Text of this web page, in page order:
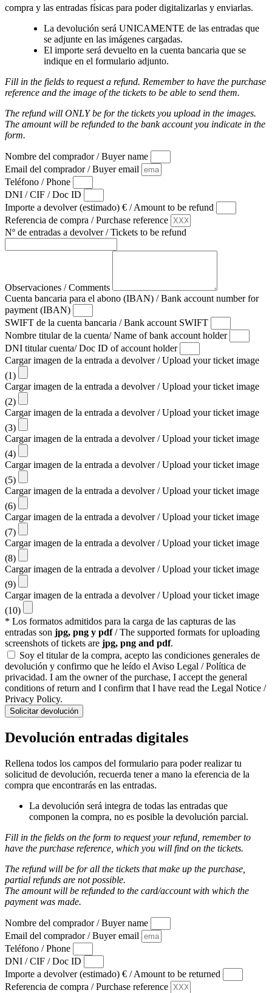
compra y las entradas físicas para poder digitalizarlas y enviarlas.
La devolución será UNICAMENTE de las entradas que
se adjunte en las imágenes cargadas.
El importe será devuelto en la cuenta bancaria que se
indique en el formulario adjunto.
Fill in the fields to request a refund. Remember to have the purchase
reference and the image of the tickets to be able to send them.
The refund will ONLY be for the tickets you upload in the images.
The amount will be refunded to the bank account you indicate in the
form.
Nombre del comprador / Buyer name
Email del comprador / Buyer email
Teléfono / Phone
DNI / CIF / Doc ID
Importe a devolver (estimado) € / Amount to be refund
Referencia de compra / Purchase reference
Nº de entradas a devolver / Tickets to be refund
Observaciones / Comments
Cuenta bancaria para el abono (IBAN) / Bank account number for
payment (IBAN)
SWIFT de la cuenta bancaria / Bank account SWIFT
Nombre titular de la cuenta/ Name of bank account holder
DNI titular cuenta/ Doc ID of account holder
Cargar imagen de la entrada a devolver / Upload your ticket image
(1)
Cargar imagen de la entrada a devolver / Upload your ticket image
(2)
Cargar imagen de la entrada a devolver / Upload your ticket image
(3)
Cargar imagen de la entrada a devolver / Upload your ticket image
(4)
Cargar imagen de la entrada a devolver / Upload your ticket image
(5)
Cargar imagen de la entrada a devolver / Upload your ticket image
(6)
Cargar imagen de la entrada a devolver / Upload your ticket image
(7)
Cargar imagen de la entrada a devolver / Upload your ticket image
(8)
Cargar imagen de la entrada a devolver / Upload your ticket image
(9)
Cargar imagen de la entrada a devolver / Upload your ticket image
(10)
* Los formatos admitidos para la carga de las capturas de las
entradas son jpg, png y pdf/ The supported formats for uploading
screenshots of tickets are jpg, png and pdf.
Soy el titular de la compra, acepto las condiciones generales de
devolución y confirmo que he leído el Aviso Legal / Política de
privacidad. I am the owner of the purchase, I accept the general
conditions of return and I confirm that I have read the Legal Notice /
Privacy Policy.
Solicitar devolución
Devolución entradas digitales
Rellena todos los campos del formulario para poder realizar tu
solicitud de devolución, recuerda tener a mano la eferencia de la
compra que encontrarás en las entradas.
La devolución será integra de todas las entradas que
componen la compra, no es posible la devolución parcial.
Fill in the fields on the form to request your refund, remember to
have the purchase reference, which you will find on the tickets.
The refund will be for all the tickets that make up the purchase,
partial refunds are not possible.
The amount will be refunded to the card/account with which the
payment was made.
Nombre del comprador / Buyer name
Email del comprador / Buyer email
Teléfono / Phone
DNI / CIF / Doc ID
Importe a devolver (estimado) € / Amount to be returned
Referencia de compra / Purchase reference